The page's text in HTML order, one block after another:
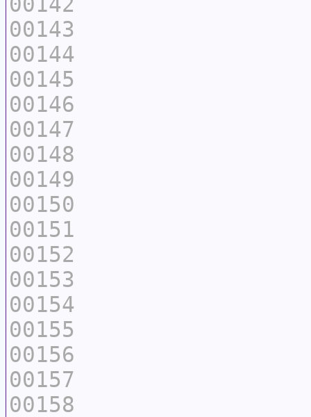
00143
00144
00145
00146
00147
00148
00149
00150
00151
00152
00153
00154
00155
00156
00157
00158